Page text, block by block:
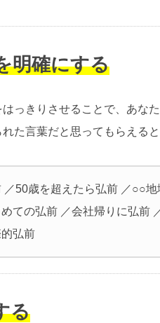
明確にする
っきりさせることで、あな
た言葉だと思ってもらえる
／50歳を超えたら弘前 ／○○
ての弘前 ／会社帰りに弘前
弘前
る